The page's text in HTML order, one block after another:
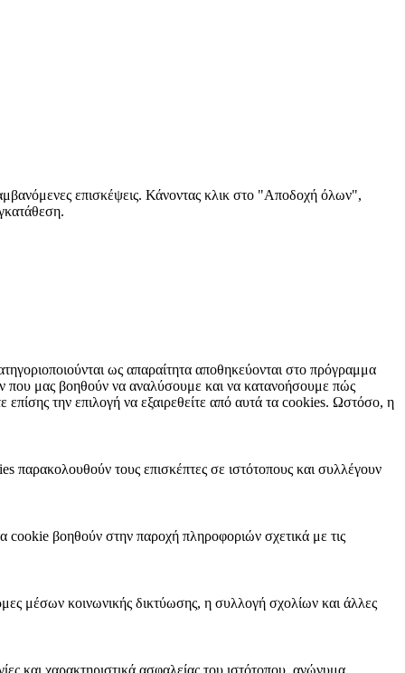
επισκέψεις. Κάνοντας κλικ στο "Αποδοχή όλων",
ως απαραίτητα αποθηκεύονται στο πρόγραμμα
που μας βοηθούν να αναλύσουμε και να κατανοήσουμε πώς
την επιλογή να εξαιρεθείτε από αυτά τα cookies. Ωστόσο, η
παρακολουθούν τους επισκέπτες σε ιστότοπους και συλλέγουν
cookie βοηθούν στην παροχή πληροφοριών σχετικά με τις
μέσων κοινωνικής δικτύωσης, η συλλογή σχολίων και άλλες